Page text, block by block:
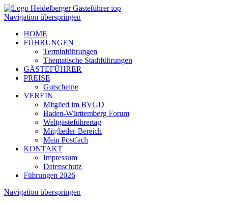
Navigation überspringen
HOME
FÜHRUNGEN
Terminführungen
Thematische Stadtführungen
GÄSTEFÜHRER
PREISE
Gutscheine
VEREIN
Mitglied im BVGD
Baden-Württemberg Forum
Weltgästeführertag
Mitglieder-Bereich
Mein Postfach
KONTAKT
Impressum
Datenschutz
Führungen 2026
Navigation überspringen